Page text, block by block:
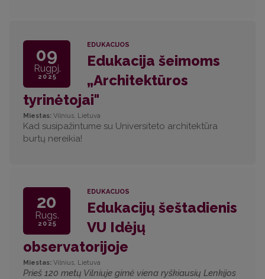
09
Rugpj.
2025
EDUKACIJOS
Edukacija šeimoms
„Architektūros
tyrinėtojai"
Miestas: Vilnius, Lietuva
Kad susipažintume su Universiteto architektūra
burtų nereikia!
20
Rugs.
2025
EDUKACIJOS
Edukacijų šeštadienis
VU Idėjų
observatorijoje
Miestas: Vilnius, Lietuva
Prieš 120 metų Vilniuje gimė viena ryškiausių Lenkijos